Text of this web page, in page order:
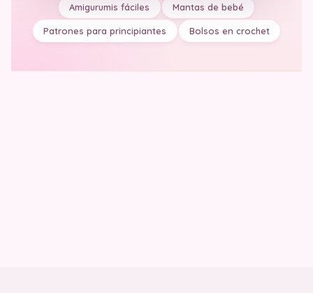
Amigurumis fáciles Mantas de bebé
Patrones para principiantes Bolsos en crochet